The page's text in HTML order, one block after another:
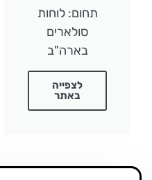
תחום: לוחות
סולארים
בארה"ב
לצפייה
באתר